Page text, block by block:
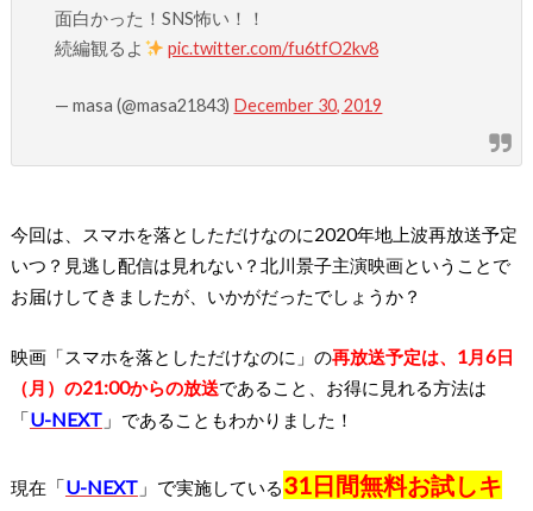
面白かった！SNS怖い！！
続編観るよ
pic.twitter.com/fu6tfO2kv8
— masa (@masa21843) December 30, 2019
今回は、スマホを落としただけなのに2020年地上波再放送予定
いつ？見逃し配信は見れない？北川景子主演映画ということで
お届けしてきましたが、いかがだったでしょうか？
映画「スマホを落としただけなのに」の再放送予定は、1月6日
（月）の21:00からの放送であること、お得に見れる方法は
「U-NEXT」 であることもわかりました！
現在 「U-NEXT」 で実施している31日間無料お試しキ